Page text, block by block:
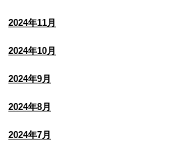
2024年11月
2024年10月
2024年9月
2024年8月
2024年7月